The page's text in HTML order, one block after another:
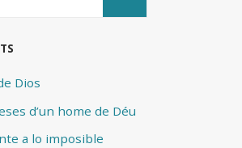
Dios
d’un home de Déu
a lo imposible